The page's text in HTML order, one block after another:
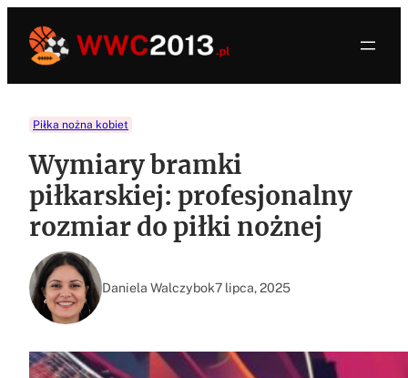
treści
Piłka nożna kobiet
Wymiary bramki
piłkarskiej: profesjonalny
rozmiar do piłki nożnej
Daniela Walczybok7 lipca, 2025